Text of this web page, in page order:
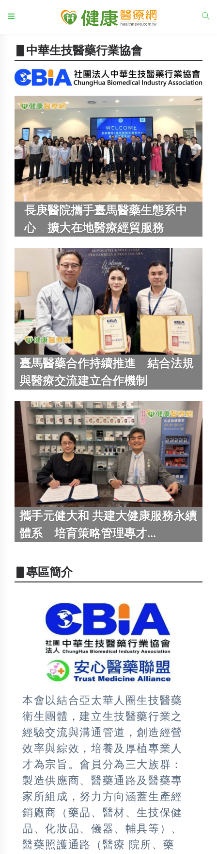
▋中華生技醫藥行業協會
長庚醫院攜手臺馬醫藥生態系中
心 擴大在地醫療經貿服務
臺馬醫藥合作持續推進 結合法規
與醫療交流建立合作機制
攜手元健大和 共建大健康服務永續
體系 培育策略管理專才...
▋專區簡介
本會以結合亞太華人圈生技醫藥
衛生團體，建立生技醫藥行業之
經驗交流與溝通管道，創造經營
效率與綜效，培養及厚植專業人
才為宗旨。會員分為三大族群：
製造供應商、醫藥通路及醫藥專
家所組成，努力方向涵蓋生產經
銷廠商（藥品、醫材、生技保健
品、化妝品、儀器、輔具等）、
醫藥照護通路（醫療 院所、藥